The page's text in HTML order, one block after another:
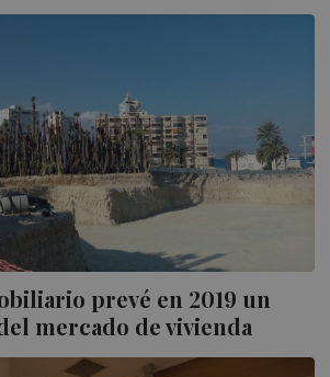
prevé en 2019 un
mercado de vivienda